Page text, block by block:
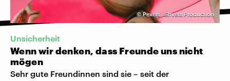
©Pexels | Shvets Production
Unsicherheit
Wenn wir denken, dass Freunde uns nicht
mögen
Sehr gute Freundinnen sind sie – seit der